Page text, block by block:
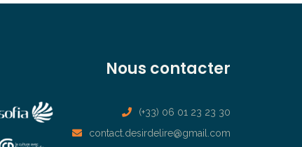
Nous contacter
(+33) 06 01 23 23 30
contact.desirdelire@gmail.com